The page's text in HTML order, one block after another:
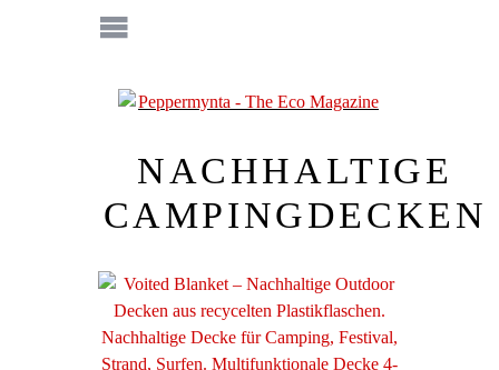
NACHHALTIGE
CAMPINGDECKEN